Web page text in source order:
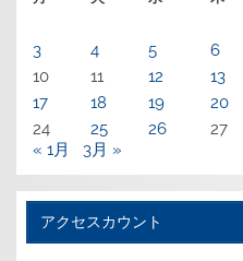
3
4 5 6
10
11 12 13
17
18 19 20
24
25 26 27
« 1月
3月 »
アクセスカウント